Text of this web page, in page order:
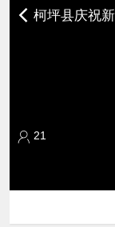
21
柯坪县庆祝新疆维吾尔自治区成